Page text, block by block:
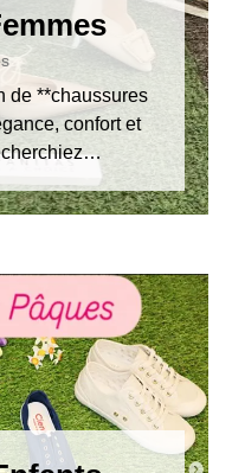
de **chaussures
confort et